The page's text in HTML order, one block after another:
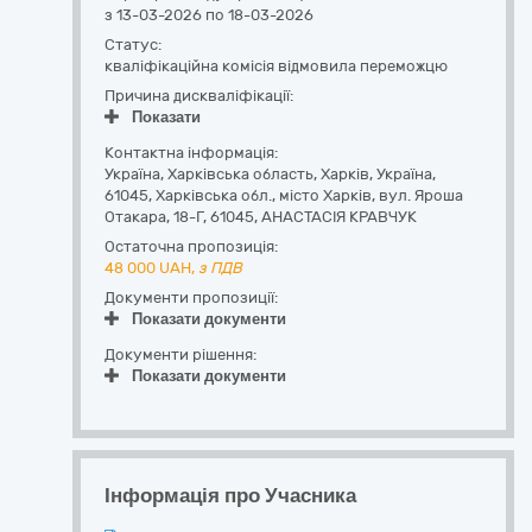
з 13-03-2026 по 18-03-2026
Статус:
кваліфікаційна комісія відмовила переможцю
Причина дискваліфікації:
Показати
Контактна інформація:
Україна, Харківська область, Харків, Україна,
61045, Харківська обл., місто Харків, вул. Яроша
Отакара, 18-Г, 61045, АНАСТАСІЯ КРАВЧУК
Остаточна пропозиція:
48 000 UAH, з ПДВ
Документи пропозиції:
Показати документи
Документи рішення:
Показати документи
Інформація про Учасника